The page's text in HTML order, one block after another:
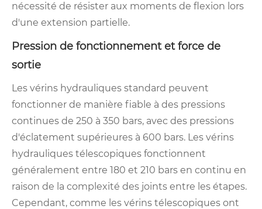
nécessité de résister aux moments de flexion lors
d'une extension partielle.
Pression de fonctionnement et force de
sortie
Les vérins hydrauliques standard peuvent
fonctionner de manière fiable à des pressions
continues de 250 à 350 bars, avec des pressions
d'éclatement supérieures à 600 bars. Les vérins
hydrauliques télescopiques fonctionnent
généralement entre 180 et 210 bars en continu en
raison de la complexité des joints entre les étapes.
Cependant, comme les vérins télescopiques ont